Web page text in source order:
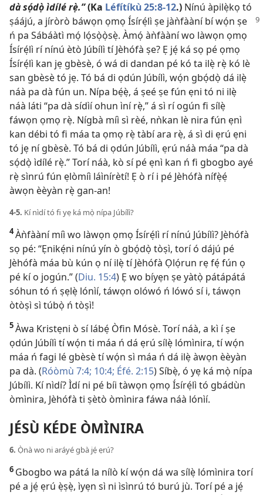
dà sọ́dọ̀ ìdílé rẹ̀.”(Ka Léfítíkù 25:​8-12.) Nínú àpilẹ̀kọ tó
ṣáájú, a jíròrò báwọn ọmọ Ísírẹ́lì ṣe jàǹfààní bí wọ́n ṣe
ń pa Sábáàtì mọ́ lọ́sọ̀ọ̀sẹ̀. Àmọ́ àǹfààní wo làwọn ọmọ
Ísírẹ́lì rí nínú ètò Júbílì tí Jèhófà ṣe? Ẹ jẹ́ ká sọ pé ọmọ
Ísírẹ́lì kan jẹ gbèsè, ó wá di dandan pé kó ta ilẹ̀ rẹ̀ kó lè
san gbèsè tó jẹ. Tó bá di ọdún Júbílì, wọ́n gbọ́dọ̀ dá ilẹ̀
náà pa dà fún un. Nípa bẹ́ẹ̀, á ṣeé ṣe fún ẹni tó ni ilẹ̀
náà láti “pa dà sídìí ohun ìní rẹ̀,” á sì rí ogún fi sílẹ̀
fáwọn ọmọ rẹ̀. Nígbà míì sì rèé, nǹkan lè nira fún ẹnì
kan débi tó fi máa ta ọmọ rẹ̀ tàbí ara rẹ̀, á sì di ẹrú ẹni
tó jẹ ní gbèsè. Tó bá di ọdún Júbílì, ẹrú náà máa “pa dà
sọ́dọ̀ ìdílé rẹ̀.” Torí náà, kò sí pé ẹnì kan ń fi gbogbo ayé
rẹ̀ sìnrú fún ẹlòmíì láìnírètí! Ẹ ò rí i pé Jèhófà nífẹ̀ẹ́
àwọn èèyàn rẹ̀ gan-an!
4-5. Kí nìdí tó fi yẹ ká mọ̀ nípa Júbílì?
4Àǹfààní míì wo làwọn ọmọ Ísírẹ́lì rí nínú Júbílì? Jèhófà
sọ pé: “Ẹnikẹ́ni nínú yín ò gbọ́dọ̀ tòṣì, torí ó dájú pé
Jèhófà máa bù kún ọ ní ilẹ̀ tí Jèhófà Ọlọ́run rẹ fẹ́ fún ọ
pé kí o jogún.” (Diu. 15:4) Ẹ wo bíyẹn ṣe yàtọ̀ pátápátá
sóhun tó ń ṣẹlẹ̀ lónìí, táwọn olówó ń lówó sí i, táwọn
òtòṣì sì túbọ̀ ń tòṣì!
5Àwa Kristẹni ò sí lábẹ́ Òfin Mósè. Torí náà, a kì í ṣe
ọdún Júbílì tí wọ́n ti máa ń dá ẹrú sílẹ̀ lómìnira, tí wọ́n
máa ń fagi lé gbèsè tí wọ́n sì máa ń dá ilẹ̀ àwọn èèyàn
pa dà. (Róòmù 7:4; 10:4; Éfé. 2:15) Síbẹ̀, ó yẹ ká mọ̀ nípa
Júbílì. Kí nìdí? Ìdí ni pé bíi tàwọn ọmọ Ísírẹ́lì tó gbádùn
òmìnira, Jèhófà ti ṣètò òmìnira fáwa náà lónìí.
JÉSÙ KÉDE ÒMÌNIRA
6. Ọ̀nà wo ni aráyé gbà jẹ́ ẹrú?
6 Gbogbo wa pátá la nílò kí wọ́n dá wa sílẹ̀ lómìnira torí
pé a jẹ́ ẹrú ẹ̀ṣẹ̀, ìyẹn sì ni ìsìnrú tó burú jù. Torí pé a jẹ́